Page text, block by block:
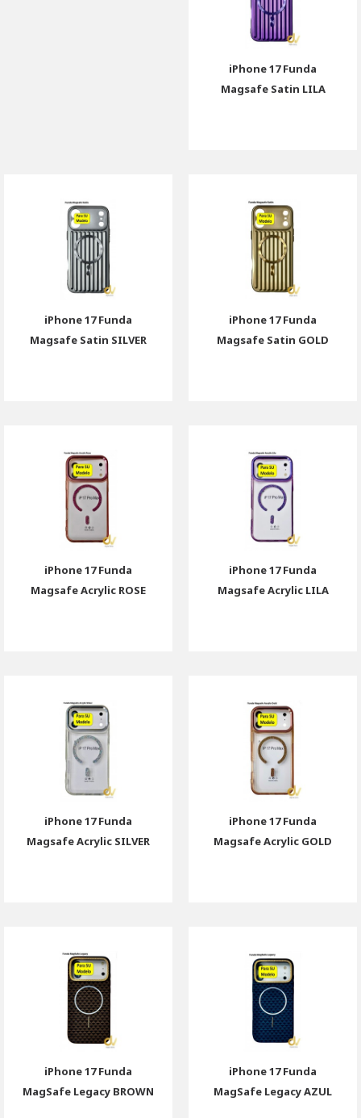
iPhone 17 Funda
Magsafe Satin LILA
iPhone 17 Funda
Magsafe Satin SILVER
iPhone 17 Funda
Magsafe Satin GOLD
iPhone 17 Funda
Magsafe Acrylic ROSE
iPhone 17 Funda
Magsafe Acrylic LILA
iPhone 17 Funda
Magsafe Acrylic SILVER
iPhone 17 Funda
Magsafe Acrylic GOLD
iPhone 17 Funda
MagSafe Legacy BROWN
iPhone 17 Funda
MagSafe Legacy AZUL